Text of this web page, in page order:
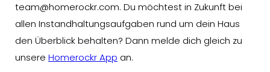
team@homerockr.com. Du möchtest in Zukunft bei
allen Instandhaltungsaufgaben rund um dein Haus
den Überblick behalten? Dann melde dich gleich zu
unsere Homerockr App an.